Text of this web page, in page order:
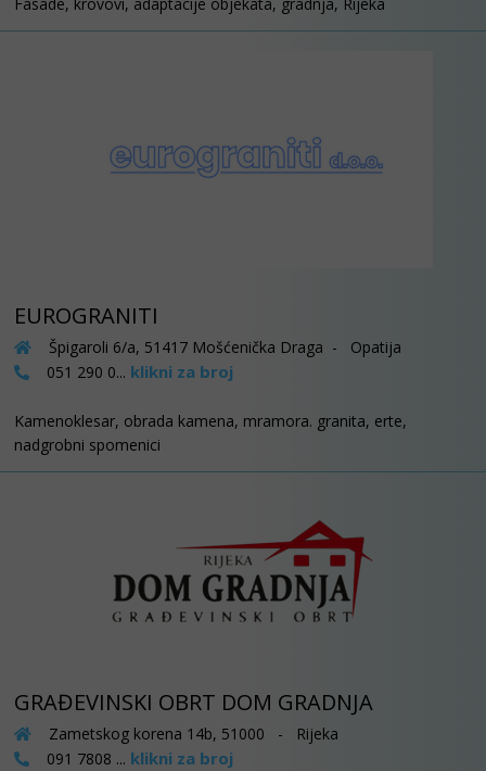
EUROGRANITI
Špigaroli 6/a, 51417 Mošćenička Draga - Opatija
051 290 0... klikni za broj
Kamenoklesar, obrada kamena, mramora. granita, erte,
nadgrobni spomenici
GRAĐEVINSKI OBRT DOM GRADNJA
Zametskog korena 14b, 51000 - Rijeka
091 7808 ... klikni za broj